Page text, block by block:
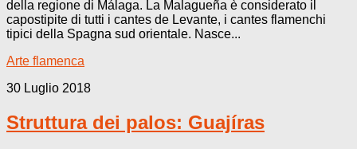
della regione di Málaga. La Malagueña è considerato il
capostipite di tutti i cantes de Levante, i cantes flamenchi
tipici della Spagna sud orientale. Nasce...
Arte flamenca
30 Luglio 2018
Struttura dei palos: Guajíras